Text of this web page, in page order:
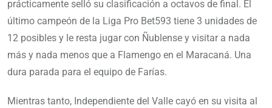
prácticamente selló su clasificación a octavos de final. El
último campeón de la Liga Pro Bet593 tiene 3 unidades de
12 posibles y le resta jugar con Ñublense y visitar a nada
más y nada menos que a Flamengo en el Maracaná. Una
dura parada para el equipo de Farías.
Mientras tanto, Independiente del Valle cayó en su visita al